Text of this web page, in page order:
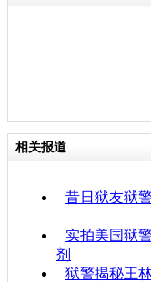
相关报道
昔日狱友狱
实拍美国狱
剂
狱警揭秘王